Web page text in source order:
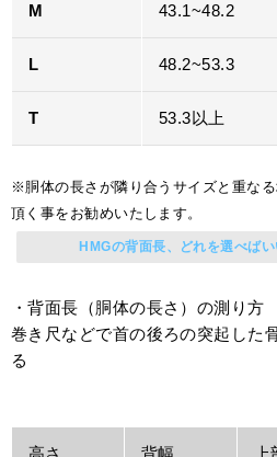
M 43.1~48.2
L 48.2~53.3
T 53.3以上
※胴体の長さが隣り合うサイズと重な
頂く事をお勧めいたします。
HMGの背面長、どれを選べば
・背面長（胴体の長さ）の測り方
巻き尺などで首の後ろの突起した
る